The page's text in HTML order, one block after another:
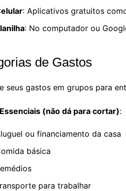
: Aplicativos gratuitos
: No computador ou
de Gastos
seus gastos em grupos para
(não dá para cortar):
ou financiamento da casa
básica
para trabalhar